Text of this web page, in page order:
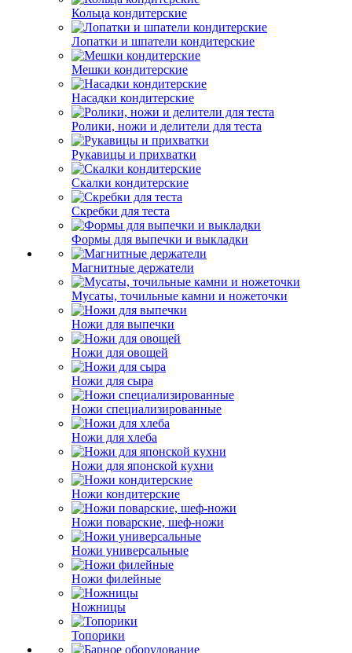
Кольца кондитерские
Лопатки и шпатели кондитерские
Мешки кондитерские
Насадки кондитерские
Ролики, ножи и делители для теста
Рукавицы и прихватки
Скалки кондитерские
Скребки для теста
Формы для выпечки и выкладки
Магнитные держатели
Мусаты, точильные камни и ножеточки
Ножи для выпечки
Ножи для овощей
Ножи для сыра
Ножи специализированные
Ножи для хлеба
Ножи для японской кухни
Ножи кондитерские
Ножи поварские, шеф-ножи
Ножи универсальные
Ножи филейные
Ножницы
Топорики